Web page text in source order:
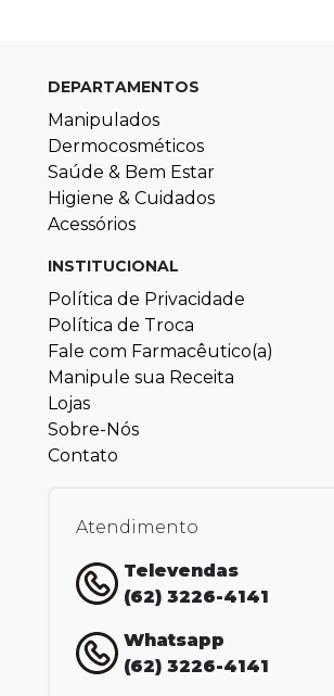
DEPARTAMENTOS
Manipulados
Dermocosméticos
Saúde & Bem Estar
Higiene & Cuidados
Acessórios
INSTITUCIONAL
Política de Privacidade
Política de Troca
Fale com Farmacêutico(a)
Manipule sua Receita
Lojas
Sobre-Nós
Contato
Atendimento
Televendas
(62) 3226-4141
Whatsapp
(62) 3226-4141